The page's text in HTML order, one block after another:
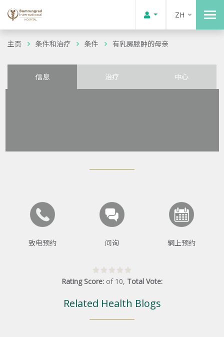
ZH
主页 条件和治疗 条件 有乳房脓肿的母亲
信息 治疗 中心
致电预约 问询 網上预约
Rating Score: of 10, Total Vote:
Related Health Blogs